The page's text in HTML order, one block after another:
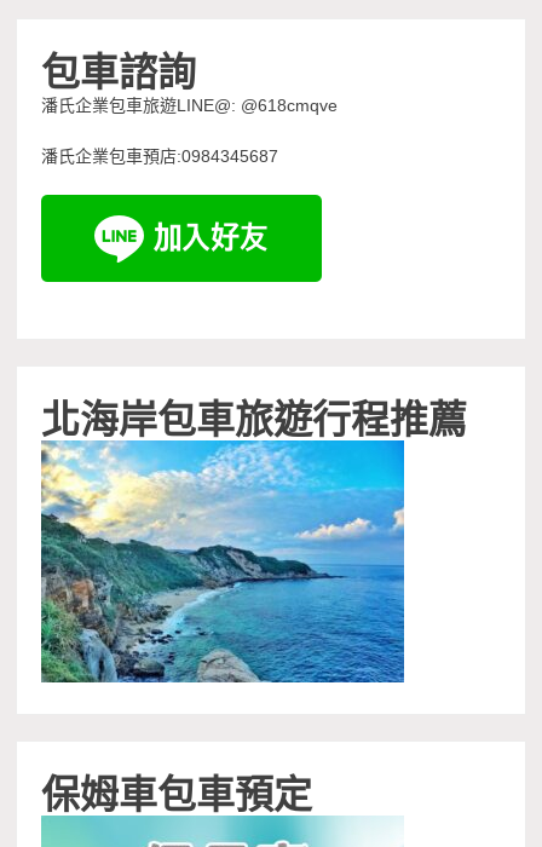
包車諮詢
潘氏企業包車旅遊LINE@: @618cmqve
潘氏企業包車預店:0984345687
北海岸包車旅遊行程推薦
保姆車包車預定